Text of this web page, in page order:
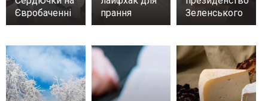
Євробаченні
прання
Зеленського